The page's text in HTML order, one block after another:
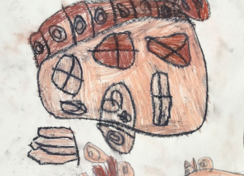
© 2017 Galerie St. Klara Regensburg
Home Impressum Datenschutz
Anmelden
Herzlichen Dank für die Unterstützung: